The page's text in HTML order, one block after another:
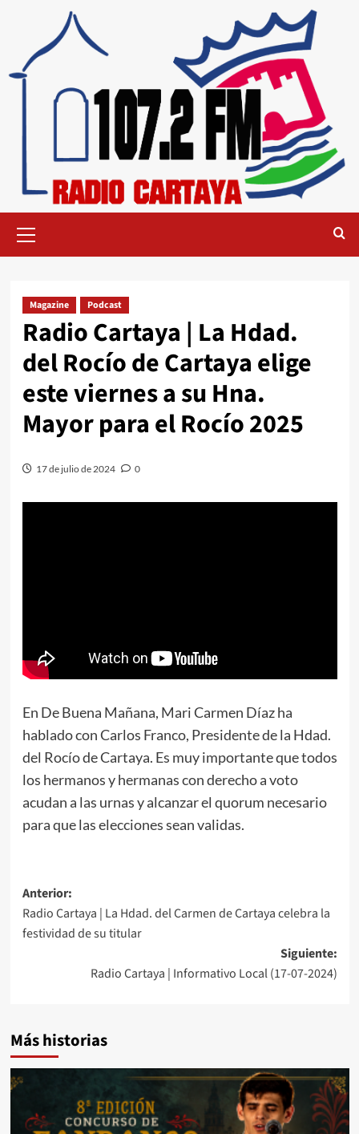
Magazine Podcast
Radio Cartaya | La Hdad.
del Rocío de Cartaya elige
este viernes a su Hna.
Mayor para el Rocío 2025
17 de julio de 2024 0
En De Buena Mañana, Mari Carmen Díaz ha
hablado con Carlos Franco, Presidente de la Hdad.
del Rocío de Cartaya. Es muy importante que todos
los hermanos y hermanas con derecho a voto
acudan a las urnas y alcanzar el quorum necesario
para que las elecciones sean validas.
Anterior:
Radio Cartaya | La Hdad. del Carmen de Cartaya celebra la
festividad de su titular
Siguiente:
Radio Cartaya | Informativo Local (17-07-2024)
Más historias